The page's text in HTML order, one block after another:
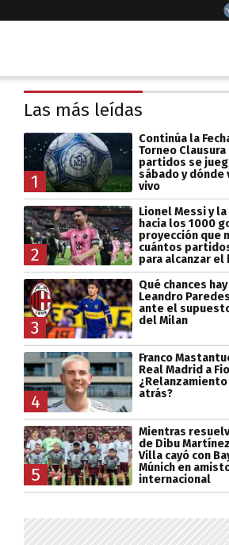
Las más leídas
1
Continúa la
Torneo
partidos se
sábado y dónde
vivo
2
Lionel Messi y
hacia los 1000
proyección que
cuántos
para alcanzar el
3
Qué chances
Leandro
ante el
del Milan
4
Franco
Real Madrid a
atrás?
5
Mientras
de Dibu
Villa cayó con
Múnich en
internacional